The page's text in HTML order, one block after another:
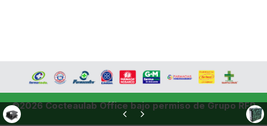
©2026 Cocteaulab Office bajo permiso de Grupo RFP